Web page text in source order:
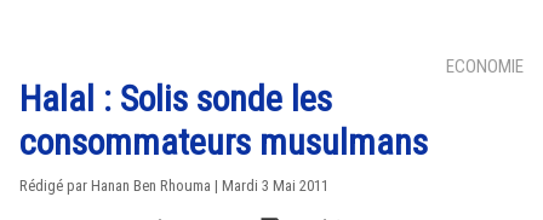
ECONOMIE
Halal : Solis sonde les
consommateurs musulmans
Rédigé par Hanan Ben Rhouma | Mardi 3 Mai 2011